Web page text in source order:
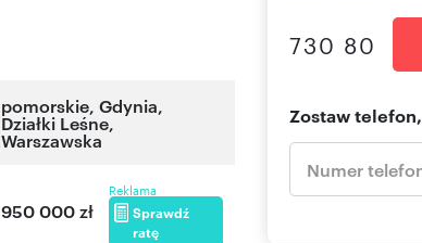
pomorskie,Gdynia,
Działki Leśne,
Warszawska
950 000 zł
Reklama
Sprawdź
ratę
730 80
Zostaw